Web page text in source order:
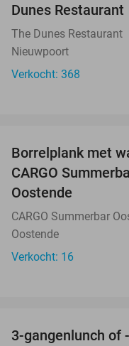
Dunes Restaurant
The Dunes Restaurant
Nieuwpoort
Verkocht: 368
Borrelplank met
CARGO
Oostende
CARGO Summerbar
Oostende
Verkocht: 16
3-gangenlunch of